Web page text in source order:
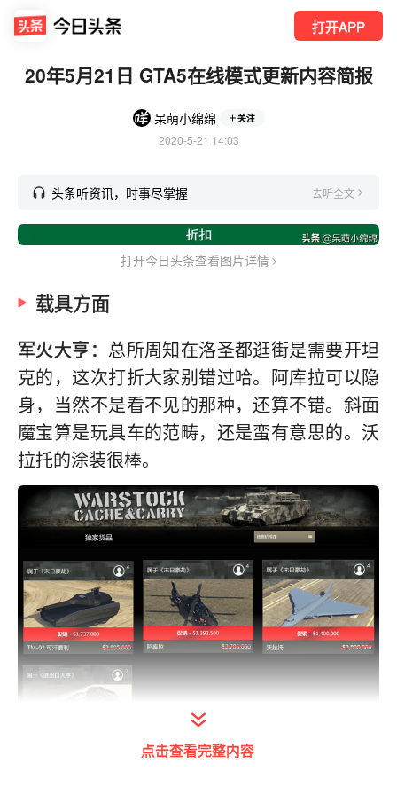
打开APP
20年5月21日 GTA5在线模式更新内容简报
呆萌小绵绵 关注
2020-5-21 14:03
头条听资讯，时事尽掌握 去听全文
打开今日头条查看图片详情
载具方面
军火大亨： 总所周知在洛圣都逛街是需要开坦
克的，这次打折大家别错过哈。阿库拉可以隐
身，当然不是看不见的那种，还算不错。斜面
魔宝算是玩具车的范畴，还是蛮有意思的。沃
拉托的涂装很棒。
点击查看完整内容